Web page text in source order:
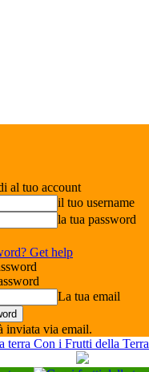
al tuo account
il tuo username
la tua password
Get help
La tua email
inviata via email.
Con i Frutti della Terra